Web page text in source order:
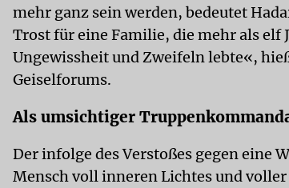
mehr ganz sein werden, bedeutet
Trost für eine Familie, die mehr als elf
Ungewissheit und Zweifeln lebte«,
Geiselforums.
Als umsichtiger
Der infolge des Verstoßes gegen eine
Mensch voll inneren Lichtes und